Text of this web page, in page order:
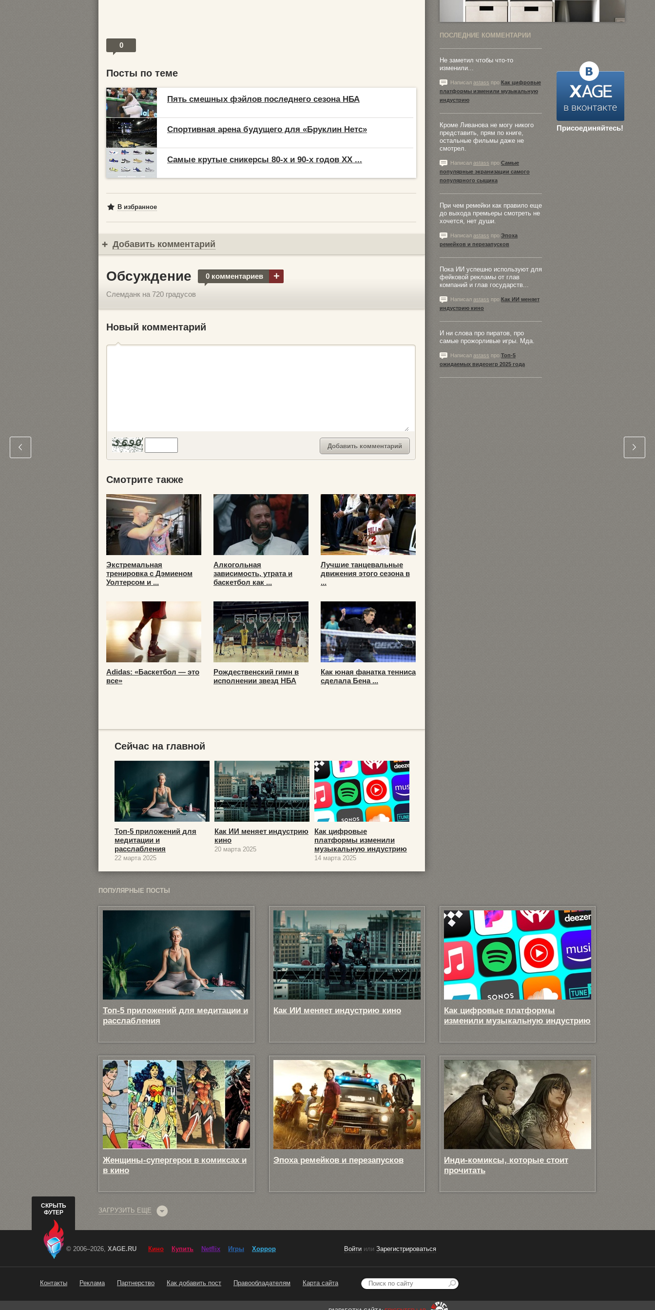
0
Посты по теме
Пять смешных фэйлов последнего сезона НБА
Спортивная арена будущего для «Бруклин Нетс»
Самые крутые сникерсы 80-х и 90-х годов XX ...
В избранное
Добавить комментарий
Обсуждение 0 комментариев +
Слемданк на 720 градусов
Новый комментарий
Смотрите также
Экстремальная
тренировка с Дэмиеном
Уолтерсом и ...
Алкогольная
зависимость, утрата и
баскетбол как ...
Лучшие танцевальные
движения этого сезона в
...
Adidas: «Баскетбол — это
все»
Рождественский гимн в
исполнении звезд НБА
Как юная фанатка тенниса
сделала Бена ...
Сейчас на главной
Топ-5 приложений для
медитации и
расслабления
22 марта 2025
Как ИИ меняет индустрию
кино
20 марта 2025
Как цифровые
платформы изменили
музыкальную индустрию
14 марта 2025
ПОСЛЕДНИЕ КОММЕНТАРИИ
Присоединяйтесь!
Не заметил чтобы что-то
изменили...
Написал astass про Как цифровые
платформы изменили музыкальную
индустрию
Кроме Ливанова не могу никого
представить, прям по книге,
остальные фильмы даже не
смотрел.
Написал astass про Самые
популярные экранизации самого
популярного сыщика
При чем ремейки как правило еще
до выхода премьеры смотреть не
хочется, нет души.
Написал astass про Эпоха
ремейков и перезапусков
Пока ИИ успешно используют для
фейковой рекламы от глав
компаний и глав государств...
Написал astass про Как ИИ меняет
индустрию кино
И ни слова про пиратов, про
самые прожорливые игры. Мда.
Написал astass про Топ-5
ожидаемых видеоигр 2025 года
ПОПУЛЯРНЫЕ ПОСТЫ
Топ-5 приложений для медитации и
расслабления
Как ИИ меняет индустрию кино
Как цифровые платформы
изменили музыкальную индустрию
Женщины-супергерои в комиксах и
в кино
Эпоха ремейков и перезапусков
Инди-комиксы, которые стоит
прочитать
ЗАГРУЗИТЬ ЕЩЕ
СКРЫТЬ
ФУТЕР
© 2006–2026, XAGE.RU Кино Купить Netflix Игры Хоррор Войти или Зарегистрироваться
Контакты Реклама Партнерство Как добавить пост Правообладателям Карта сайта